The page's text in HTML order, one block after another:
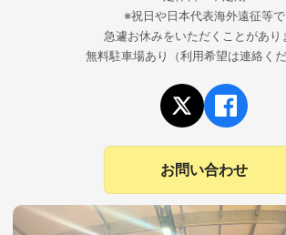
※祝日や日本代表海外遠征等で
急遽お休みをいただくことがあり
無料駐車場あり（利用希望は連絡くだ
お問い合わせ